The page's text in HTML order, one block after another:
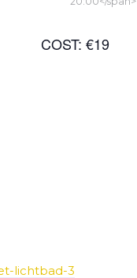
COST: €19
lichtbad-3